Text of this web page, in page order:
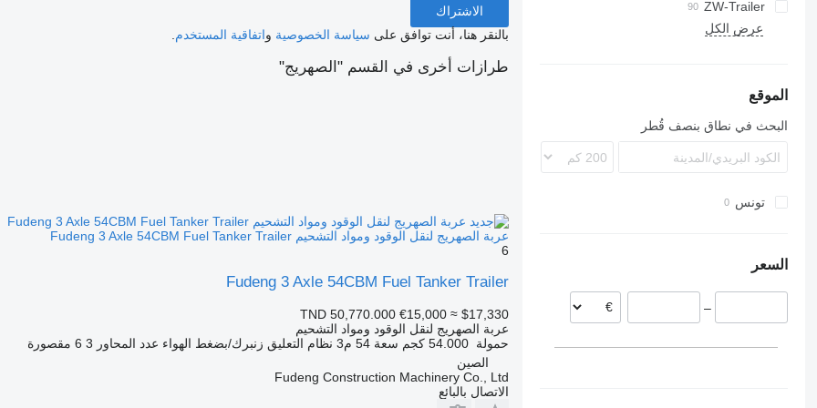
SK
OPL 38
SP
TX
ADR
97
NS
LPG
ZW-Trailer
عرض الكل
الموقع
البحث في نطاق بنصف قُطر
تونس
السعر
–
الاشتراك
بالنقر هنا، أنت توافق على سياسة الخصوصية واتفاقية المستخدم
طرازات أخرى في القسم "الصهريج"
عربة الصهريج لنقل الوقود ومواد التشحيم Fudeng 3 Axle 54CBM Fuel Tanker Trailer
6
Fudeng 3 Axle 54CBM Fuel Tanker Trailer
TND 50,770.000 €15,000 ≈ $17,330
عربة الصهريج لنقل الوقود ومواد التشحيم
حمولة 54.000 كجم سعة 54 م3 نظام التعليق زنبرك/بضغط الهواء عدد المحاور 3 6 مقصورة
الصين
Fudeng Construction Machinery Co., Ltd
الاتصال بالبائع